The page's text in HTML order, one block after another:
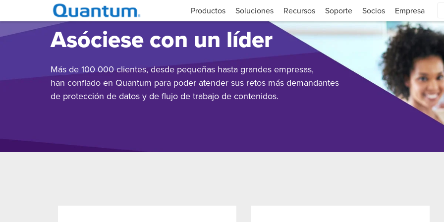
Productos Soluciones Recursos Soporte Socios Empresa
Asóciese con un líder
Más de 100 000 clientes, desde pequeñas hasta grandes empresas,
han confiado en Quantum para poder atender sus retos más demandantes
de protección de datos y de flujo de trabajo de contenidos.